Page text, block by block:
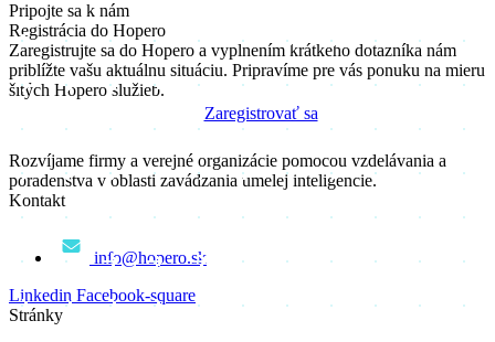
Pripojte sa k nám
Registrácia do Hopero
Zaregistrujte sa do Hopero a vyplnením krátkeho dotazníka nám
priblížte vašu aktuálnu situáciu. Pripravíme pre vás ponuku na mieru
šitých Hopero služieb.
Zaregistrovať sa
Rozvíjame firmy a verejné organizácie pomocou vzdelávania a
poradenstva v oblasti zavádzania umelej inteligencie.
Kontakt
info@hopero.sk
Linkedin Facebook-square
Stránky